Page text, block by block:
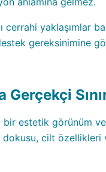
yaklaşımlar
gereksinimine
Gerçekçi
estetik görünüm
dokusu, cilt